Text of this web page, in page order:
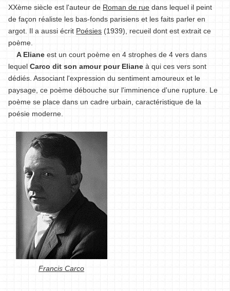
XXème siècle est l'auteur de Roman de rue dans lequel il peint
de façon réaliste les bas-fonds parisiens et les faits parler en
argot. Il a aussi écrit Poésies (1939), recueil dont est extrait ce
poème.
A Eliane est un court poème en 4 strophes de 4 vers dans
lequelCarco dit son amour pour Eliane à qui ces vers sont
dédiés. Associant l'expression du sentiment amoureux et le
paysage, ce poème débouche sur l'imminence d'une rupture. Le
poème se place dans un cadre urbain, caractéristique de la
poésie moderne.
Francis Carco